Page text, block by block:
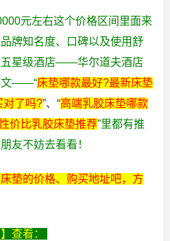
元左右这个价格区间里面来
牌知名度、口碑以及使用舒
五星级酒店——华尔道夫酒店
文——“床垫哪款最好?最新床垫
对了吗?”、“高端乳胶床垫哪款
价比乳胶床垫推荐”里都有推
友不妨去看看！
垫的价格、购买地址吧，方
查看：